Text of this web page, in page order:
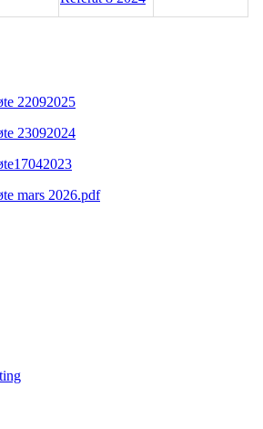
22092025
23092024
mars 2026.pdf